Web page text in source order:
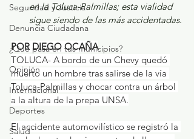
Seguridad y Justicia
Denuncia Ciudadana
¿Qué pasa en tus municipios?
Opinión
Internacional
Deportes
Salud
en la Toluca-Palmillas; esta vialidad
sigue siendo de las más accidentadas.
POR DIEGO OCAÑA
TOLUCA- A bordo de un Chevy quedó
muerto un hombre tras salirse de la vía
Toluca-Palmillas y chocar contra un árbol
a la altura de la prepa UNSA.
El accidente automovilístico se registró la